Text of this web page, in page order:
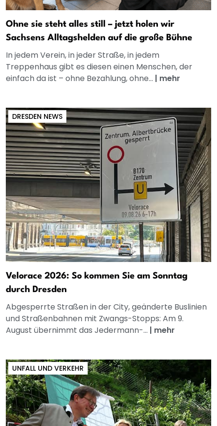
Ohne sie steht alles still – jetzt holen wir
Sachsens Alltagshelden auf die große Bühne
In jedem Verein, in jeder Straße, in jedem
Treppenhaus gibt es diesen einen Menschen, der
einfach da ist – ohne Bezahlung, ohne... | mehr
DRESDEN NEWS
Velorace 2026: So kommen Sie am Sonntag
durch Dresden
Abgesperrte Straßen in der City, geänderte Buslinien
und Straßenbahnen mit Zwangs-Stopps: Am 9.
August übernimmt das Jedermann-... | mehr
UNFALL UND VERKEHR